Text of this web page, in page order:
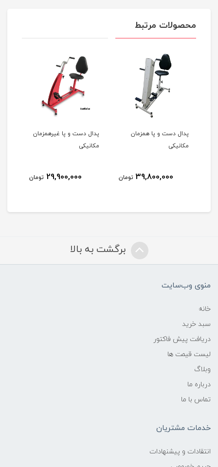
محصولات مرتبط
پدال دست و پا همزمان
مکانیکی
39,800,000 تومان
پدال دست و پا غیرهمزمان
مکانیکی
29,900,000 تومان
برگشت به بالا
منوی وب‌سایت
خانه
سبد خرید
دریافت پیش فاکتور
لیست قیمت ها
وبلاگ
درباره ما
تماس با ما
خدمات مشتریان
انتقادات و پیشنهادات